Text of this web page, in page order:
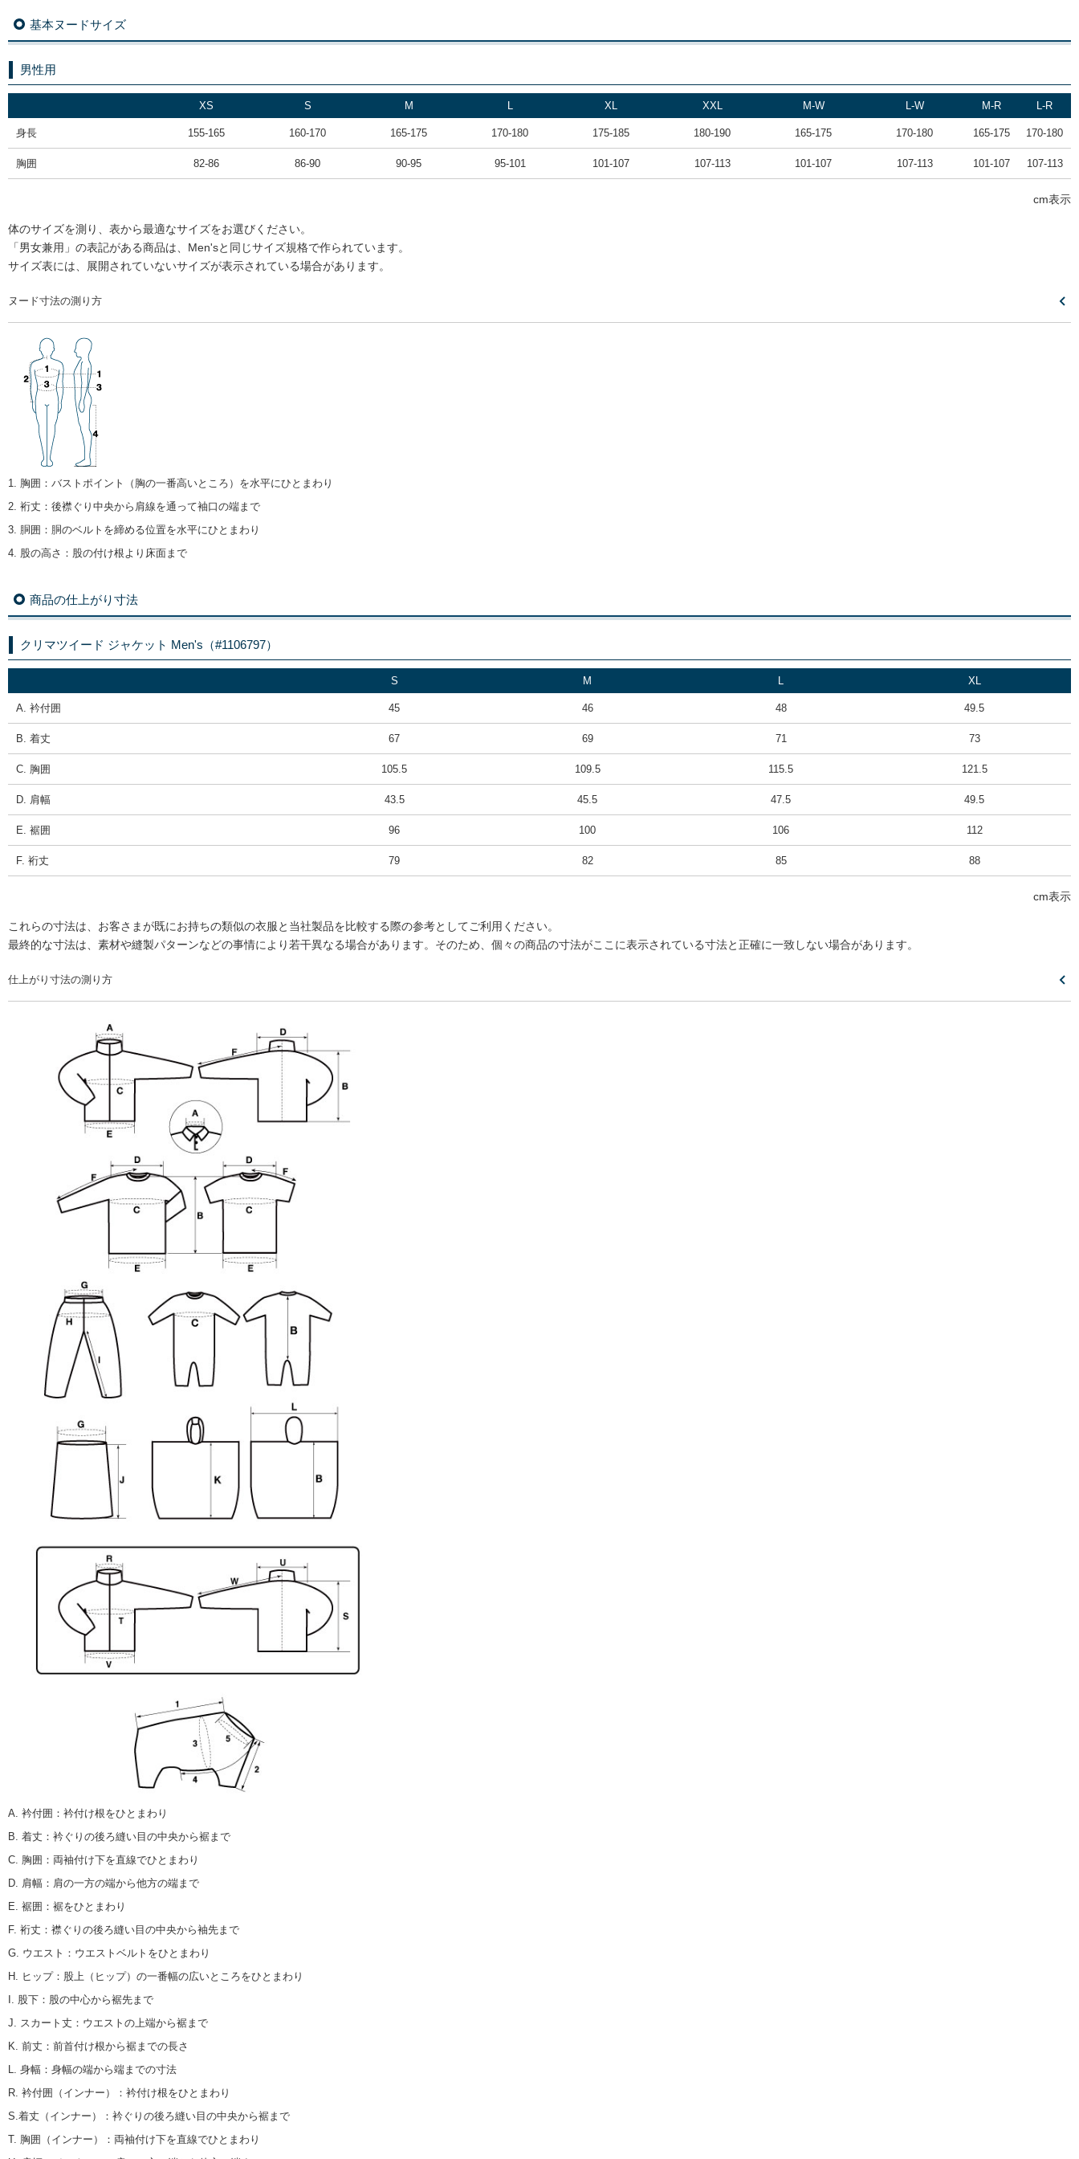
基本ヌードサイズ
男性用
XS S M L XL XXL M-W L-W M-R L-R
身長 155-165 160-170 165-175 170-180 175-185 180-190 165-175 170-180 165-175 170-180
胸囲 82-86 86-90 90-95 95-101 101-107 107-113 101-107 107-113 101-107 107-113
cm表示
体のサイズを測り、表から最適なサイズをお選びください。
「男女兼用」の表記がある商品は、Men'sと同じサイズ規格で作られています。
サイズ表には、展開されていないサイズが表示されている場合があります。
ヌード寸法の測り方
1. 胸囲 ： バストポイント（胸の一番高いところ）を水平にひとまわり
2. 裄丈 ： 後襟ぐり中央から肩線を通って袖口の端まで
3. 胴囲 ： 胴のベルトを締める位置を水平にひとまわり
4. 股の高さ ： 股の付け根より床面まで
商品の仕上がり寸法
クリマツイード ジャケット Men's（#1106797）
S M L XL
A. 衿付囲 45 46 48 49.5
B. 着丈 67 69 71 73
C. 胸囲 105.5 109.5 115.5 121.5
D. 肩幅 43.5 45.5 47.5 49.5
E. 裾囲 96 100 106 112
F. 裄丈 79 82 85 88
cm表示
これらの寸法は、お客さまが既にお持ちの類似の衣服と当社製品を比較する際の参考としてご利用ください。
最終的な寸法は、素材や縫製パターンなどの事情により若干異なる場合があります。そのため、個々の商品の寸法がここに表示されている寸法と正確に一致しない場合があります。
仕上がり寸法の測り方
A. 衿付囲 ： 衿付け根をひとまわり
B. 着丈 ： 衿ぐりの後ろ縫い目の中央から裾まで
C. 胸囲 ： 両袖付け下を直線でひとまわり
D. 肩幅 ： 肩の一方の端から他方の端まで
E. 裾囲 ： 裾をひとまわり
F. 裄丈 ： 襟ぐりの後ろ縫い目の中央から袖先まで
G. ウエスト ： ウエストベルトをひとまわり
H. ヒップ： 股上（ヒップ）の一番幅の広いところをひとまわり
I. 股下 ： 股の中心から裾先まで
J. スカート丈 ： ウエストの上端から裾まで
K. 前丈 ： 前首付け根から裾までの長さ
L. 身幅 ： 身幅の端から端までの寸法
R. 衿付囲（インナー）
： 衿付け根をひとまわり
S.着丈（インナー）
： 衿ぐりの後ろ縫い目の中央から裾まで
T. 胸囲（インナー）
： 両袖付け下を直線でひとまわり